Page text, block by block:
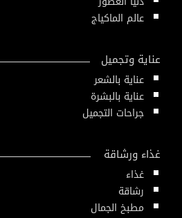
عالم الماكياج
عناية وتجميل
عناية بالشعر
عناية بالبشرة
جراحات التجميل
غذاء ورشاقة
غذاء
رشاقة
مطبخ الجمال